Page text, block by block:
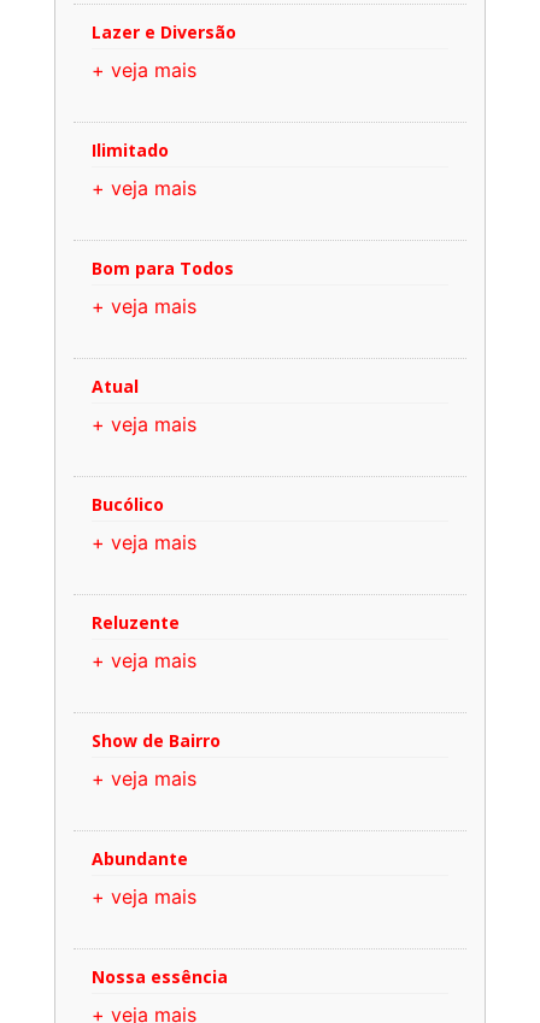
Lazer e Diversão
+ veja mais
Ilimitado
+ veja mais
Bom para Todos
+ veja mais
Atual
+ veja mais
Bucólico
+ veja mais
Reluzente
+ veja mais
Show de Bairro
+ veja mais
Abundante
+ veja mais
Nossa essência
+ veja mais